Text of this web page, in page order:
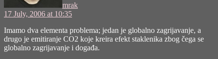
mrak
17 July, 2006 at 10:35
Imamo dva elementa problema; jedan je globalno zagrijavanje, a
drugo je emitiranje CO2 koje kreira efekt staklenika zbog čega se
globalno zagrijavanje i događa.